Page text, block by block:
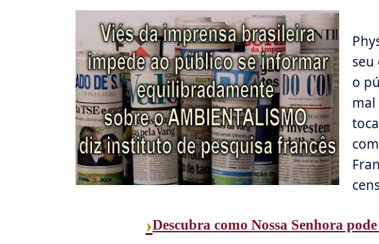
seu
o
›Descubra como Nossa Senhora